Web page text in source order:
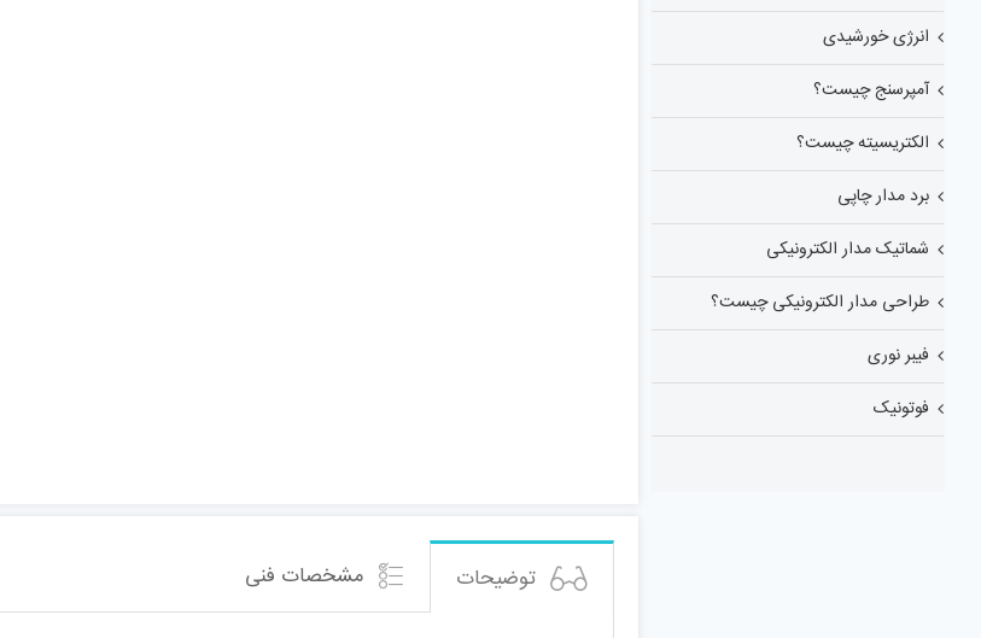
توضیحات مشخصات فنی
انرژی خورشیدی
آمپرسنج چیست؟
الکتریسیته چیست؟
برد مدار چاپی
شماتیک مدار الکترونیکی
طراحی مدار الکترونیکی چیست؟
فیبر نوری
فوتونیک